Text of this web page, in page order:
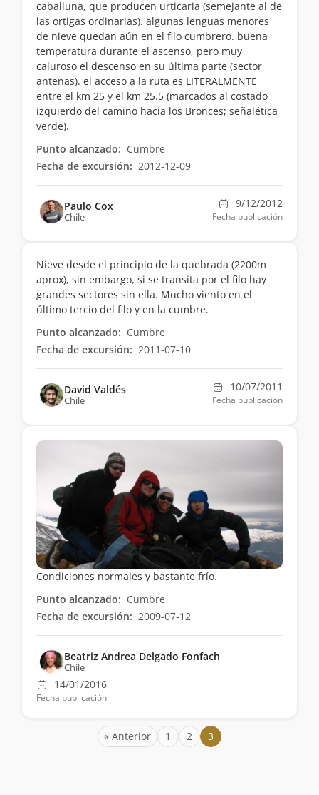
caballuna, que producen urticaria (semejante al de
las ortigas ordinarias). algunas lenguas menores
de nieve quedan aún en el filo cumbrero. buena
temperatura durante el ascenso, pero muy
caluroso el descenso en su última parte (sector
antenas). el acceso a la ruta es LITERALMENTE
entre el km 25 y el km 25.5 (marcados al costado
izquierdo del camino hacia los Bronces; señalética
verde).
Punto alcanzado: Cumbre
Fecha de excursión: 2012-12-09
Paulo Cox
Chile
9/12/2012
Fecha publicación
Nieve desde el principio de la quebrada (2200m
aprox), sin embargo, si se transita por el filo hay
grandes sectores sin ella. Mucho viento en el
último tercio del filo y en la cumbre.
Punto alcanzado: Cumbre
Fecha de excursión: 2011-07-10
David Valdés
Chile
10/07/2011
Fecha publicación
Condiciones normales y bastante frío.
Punto alcanzado: Cumbre
Fecha de excursión: 2009-07-12
Beatriz Andrea Delgado Fonfach
Chile
14/01/2016
Fecha publicación
« Anterior 1 2 3